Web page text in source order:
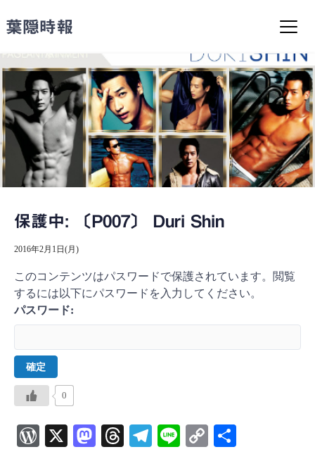
ン
ツ
へ
ス
キ
ッ
プ
葉隠時報
保護中: 〔P007〕 Duri Shin
2016年2月1日(月)
このコンテンツはパスワードで保護されています。閲覧
するには以下にパスワードを入力してください。
パスワード:
0
W X
M
T
Te Li
C